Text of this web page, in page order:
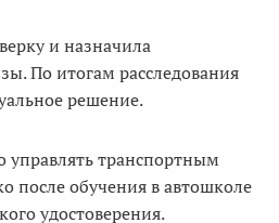
и назначила
По итогам расследования
решение.
транспортным
после обучения в автошколе
удостоверения.